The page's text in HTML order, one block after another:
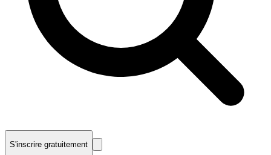
S'inscrire gratuitement